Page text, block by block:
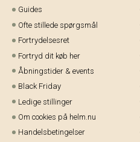
Guides
Ofte stillede spørgsmål
Fortrydelsesret
Fortryd dit køb her
Åbningstider & events
Black Friday
Ledige stillinger
Om cookies på helm.nu
Handelsbetingelser